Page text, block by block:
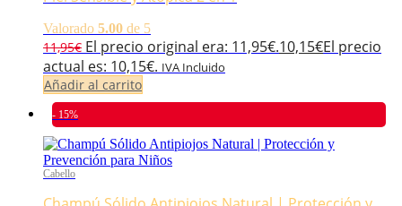
Valorado 5.00 de 5
11,95€ El precio original era: 11,95€.10,15€El precio
actual es: 10,15€. IVA Incluido
Añadir al carrito
- 15%
Cabello